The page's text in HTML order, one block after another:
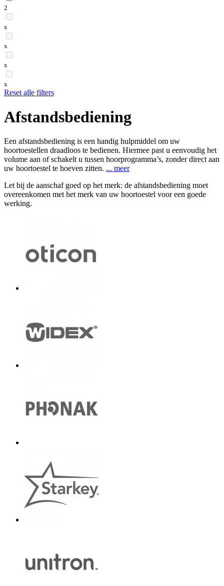
2
x
x
x
x
Reset alle filters
Afstandsbediening
Een afstandsbediening is een handig hulpmiddel om uw
hoortoestellen draadloos te bedienen. Hiermee past u eenvoudig het
volume aan of schakelt u tussen hoorprogramma’s, zonder direct aan
uw hoortoestel te hoeven zitten. ... meer
Let bij de aanschaf goed op het merk: de afstandsbediening moet
overeenkomen met het merk van uw hoortoestel voor een goede
werking.